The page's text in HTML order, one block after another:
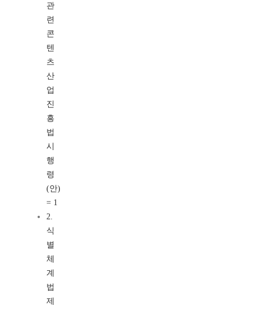
관
련
콘
텐
츠
산
업
진
흥
법
시
행
령
(안)
= 1
2.
식
별
체
계
법
제